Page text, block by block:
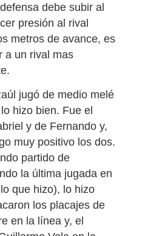
debe subir al
presión al rival
metros de avance, es
a un rival mas
jugó de medio melé
hizo bien. Fue el
y de Fernando y,
muy positivo los dos.
partido de
la última jugada en
que hizo), lo hizo
los placajes de
en la línea y, el